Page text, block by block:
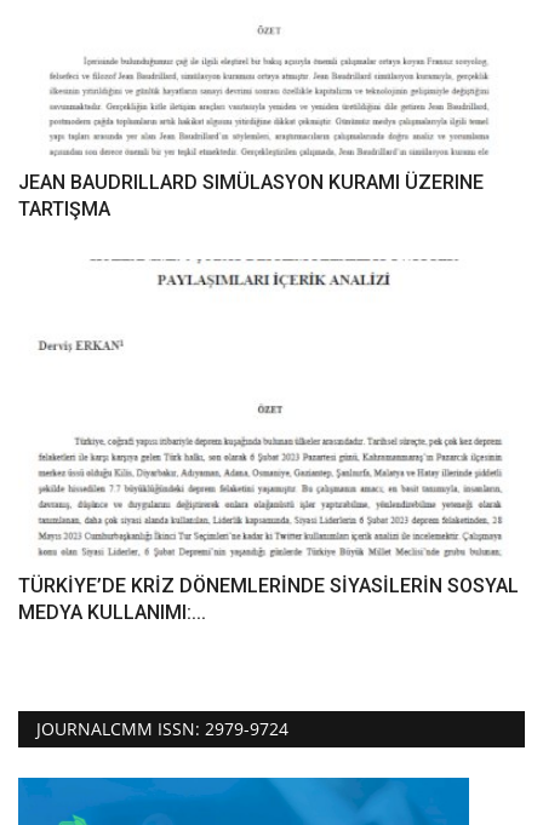
JEAN BAUDRILLARD SIMÜLASYON KURAMI ÜZERINE
TARTIŞMA
TÜRKİYE’DE KRİZ DÖNEMLERİNDE SİYASİLERİN SOSYAL
MEDYA KULLANIMI:...
JOURNALCMM ISSN: 2979-9724